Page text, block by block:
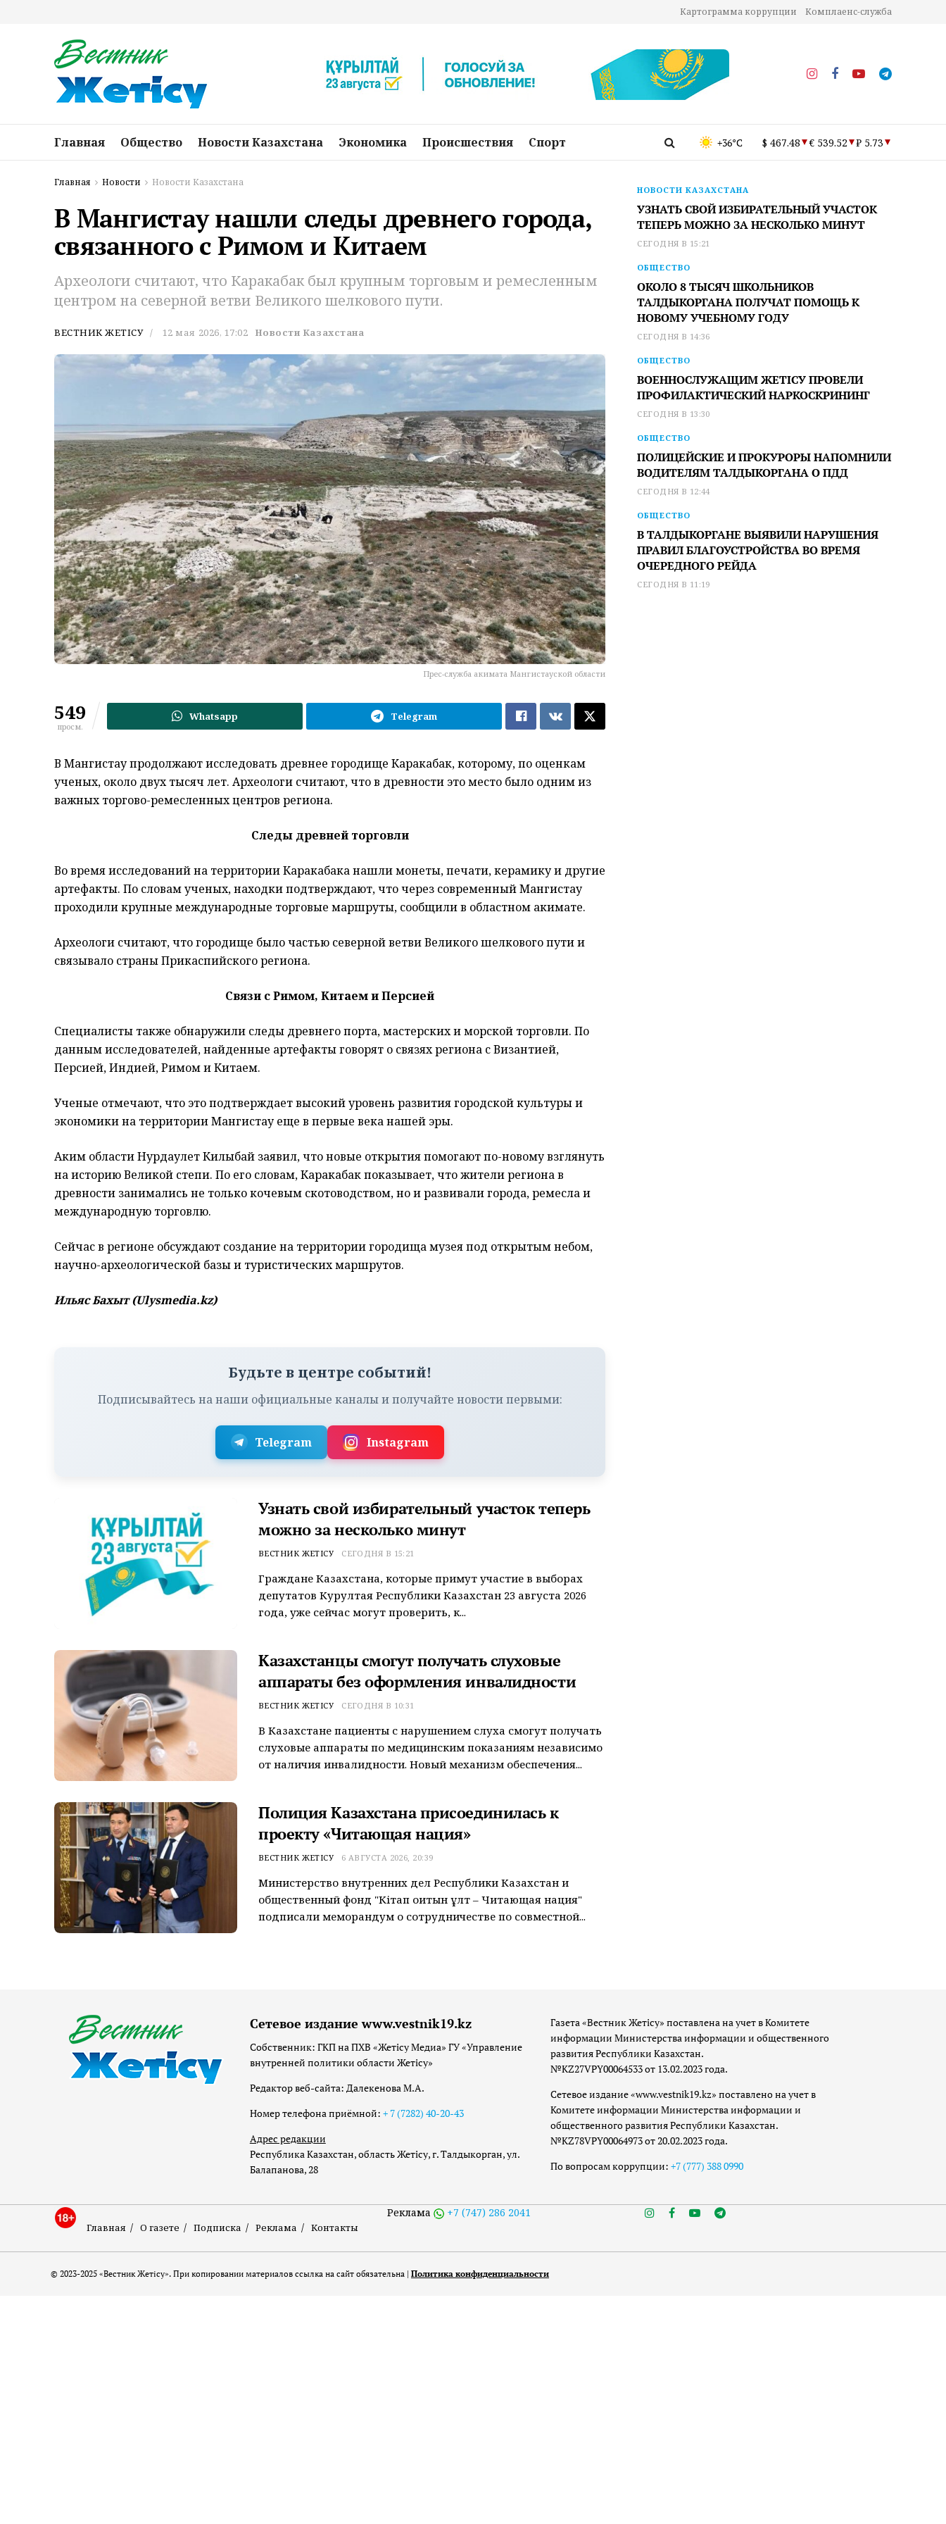
Картограмма коррупции Комплаенс-служба
Главная Общество Новости Казахстана Экономика Происшествия Спорт +36°C $ 467.48 € 539.52 ₽ 5.73
Главная Новости Новости Казахстана
В Мангистау нашли следы древнего города,
связанного с Римом и Китаем
Археологи считают, что Каракабак был крупным торговым и ремесленным
центром на северной ветви Великого шелкового пути.
ВЕСТНИК ЖЕТІСУ 12 мая 2026, 17:02 Новости Казахстана
Прес-служба акимата Мангистауской области
549
просм.
Whatsapp Telegram
В Мангистау продолжают исследовать древнее городище Каракабак, которому, по оценкам
ученых, около двух тысяч лет. Археологи считают, что в древности это место было одним из
важных торгово-ремесленных центров региона.
Следы древней торговли
Во время исследований на территории Каракабака нашли монеты, печати, керамику и другие
артефакты. По словам ученых, находки подтверждают, что через современный Мангистау
проходили крупные международные торговые маршруты, сообщили в областном акимате.
Археологи считают, что городище было частью северной ветви Великого шелкового пути и
связывало страны Прикаспийского региона.
Связи с Римом, Китаем и Персией
Специалисты также обнаружили следы древнего порта, мастерских и морской торговли. По
данным исследователей, найденные артефакты говорят о связях региона с Византией,
Персией, Индией, Римом и Китаем.
Ученые отмечают, что это подтверждает высокий уровень развития городской культуры и
экономики на территории Мангистау еще в первые века нашей эры.
Аким области Нурдаулет Килыбай заявил, что новые открытия помогают по-новому взглянуть
на историю Великой степи. По его словам, Каракабак показывает, что жители региона в
древности занимались не только кочевым скотоводством, но и развивали города, ремесла и
международную торговлю.
Сейчас в регионе обсуждают создание на территории городища музея под открытым небом,
научно-археологической базы и туристических маршрутов.
Ильяс Бахыт (Ulysmedia.kz)
Будьте в центре событий!
Подписывайтесь на наши официальные каналы и получайте новости первыми:
Telegram Instagram
Узнать свой избирательный участок теперь
можно за несколько минут
ВЕСТНИК ЖЕТІСУ СЕГОДНЯ В 15:21
Граждане Казахстана, которые примут участие в выборах
депутатов Курултая Республики Казахстан 23 августа 2026
года, уже сейчас могут проверить, к...
Казахстанцы смогут получать слуховые
аппараты без оформления инвалидности
ВЕСТНИК ЖЕТІСУ СЕГОДНЯ В 10:31
В Казахстане пациенты с нарушением слуха смогут получать
слуховые аппараты по медицинским показаниям независимо
от наличия инвалидности. Новый механизм обеспечения...
Полиция Казахстана присоединилась к
проекту «Читающая нация»
ВЕСТНИК ЖЕТІСУ 6 АВГУСТА 2026, 20:39
Министерство внутренних дел Республики Казахстан и
общественный фонд "Кітап оқитын ұлт – Читающая нация"
подписали меморандум о сотрудничестве по совместной...
НОВОСТИ КАЗАХСТАНА
УЗНАТЬ СВОЙ ИЗБИРАТЕЛЬНЫЙ УЧАСТОК
ТЕПЕРЬ МОЖНО ЗА НЕСКОЛЬКО МИНУТ
СЕГОДНЯ В 15:21
ОБЩЕСТВО
ОКОЛО 8 ТЫСЯЧ ШКОЛЬНИКОВ
ТАЛДЫКОРГАНА ПОЛУЧАТ ПОМОЩЬ К
НОВОМУ УЧЕБНОМУ ГОДУ
СЕГОДНЯ В 14:36
ОБЩЕСТВО
ВОЕННОСЛУЖАЩИМ ЖЕТІСУ ПРОВЕЛИ
ПРОФИЛАКТИЧЕСКИЙ НАРКОСКРИНИНГ
СЕГОДНЯ В 13:30
ОБЩЕСТВО
ПОЛИЦЕЙСКИЕ И ПРОКУРОРЫ НАПОМНИЛИ
ВОДИТЕЛЯМ ТАЛДЫКОРГАНА О ПДД
СЕГОДНЯ В 12:44
ОБЩЕСТВО
В ТАЛДЫКОРГАНЕ ВЫЯВИЛИ НАРУШЕНИЯ
ПРАВИЛ БЛАГОУСТРОЙСТВА ВО ВРЕМЯ
ОЧЕРЕДНОГО РЕЙДА
СЕГОДНЯ В 11:19
Сетевое издание www.vestnik19.kz
Собственник: ГКП на ПХВ «Жетісу Медиа» ГУ «Управление
внутренней политики области Жетісу»
Редактор веб-сайта: Далекенова М.А.
Номер телефона приёмной: + 7 (7282) 40-20-43
Адрес редакции
Республика Казахстан, область Жетісу, г. Талдыкорган, ул.
Балапанова, 28
Газета «Вестник Жетісу» поставлена на учет в Комитете
информации Министерства информации и общественного
развития Республики Казахстан.
№KZ27VPY00064533 от 13.02.2023 года.
Сетевое издание «www.vestnik19.kz» поставлено на учет в
Комитете информации Министерства информации и
общественного развития Республики Казахстан.
№KZ78VPY00064973 от 20.02.2023 года.
По вопросам коррупции: +7 (777) 388 0990
Главная О газете Подписка Реклама Контакты
Реклама +7 (747) 286 2041
© 2023-2025 «Вестник Жетісу». При копировании материалов ссылка на сайт обязательна | Политика конфиденциальности